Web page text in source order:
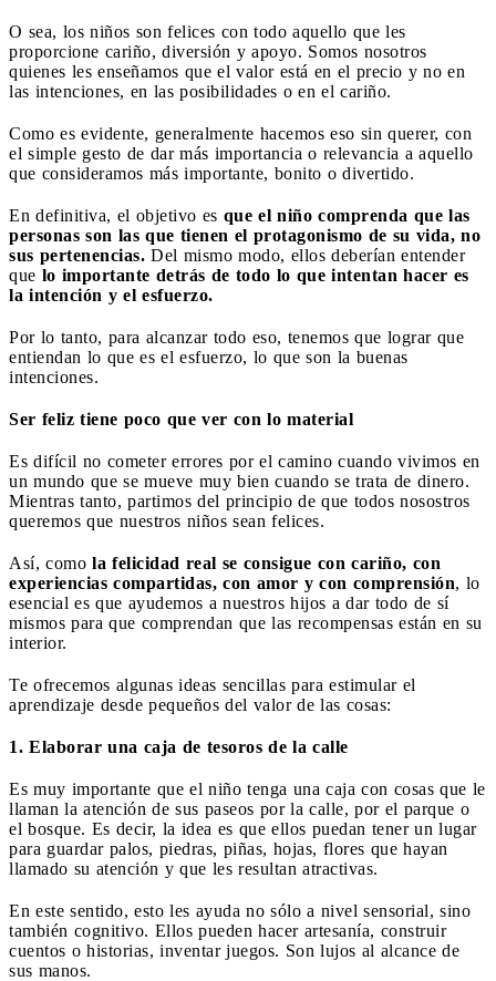
O sea, los niños son felices con todo aquello que les
proporcione cariño, diversión y apoyo. Somos nosotros
quienes les enseñamos que el valor está en el precio y no en
las intenciones, en las posibilidades o en el cariño.
Como es evidente, generalmente hacemos eso sin querer, con
el simple gesto de dar más importancia o relevancia a aquello
que consideramos más importante, bonito o divertido.
En definitiva, el objetivo es que el niño comprenda que las
personas son las que tienen el protagonismo de su vida, no
sus pertenencias. Del mismo modo, ellos deberían entender
que lo importante detrás de todo lo que intentan hacer es
la intención y el esfuerzo.
Por lo tanto, para alcanzar todo eso, tenemos que lograr que
entiendan lo que es el esfuerzo, lo que son la buenas
intenciones.
Ser feliz tiene poco que ver con lo material
Es difícil no cometer errores por el camino cuando vivimos en
un mundo que se mueve muy bien cuando se trata de dinero.
Mientras tanto, partimos del principio de que todos nosostros
queremos que nuestros niños sean felices.
Así, como la felicidad real se consigue con cariño, con
experiencias compartidas, con amor y con comprensión, lo
esencial es que ayudemos a nuestros hijos a dar todo de sí
mismos para que comprendan que las recompensas están en su
interior.
Te ofrecemos algunas ideas sencillas para estimular el
aprendizaje desde pequeños del valor de las cosas:
1. Elaborar una caja de tesoros de la calle
Es muy importante que el niño tenga una caja con cosas que le
llaman la atención de sus paseos por la calle, por el parque o
el bosque. Es decir, la idea es que ellos puedan tener un lugar
para guardar palos, piedras, piñas, hojas, flores que hayan
llamado su atención y que les resultan atractivas.
En este sentido, esto les ayuda no sólo a nivel sensorial, sino
también cognitivo. Ellos pueden hacer artesanía, construir
cuentos o historias, inventar juegos. Son lujos al alcance de
sus manos.